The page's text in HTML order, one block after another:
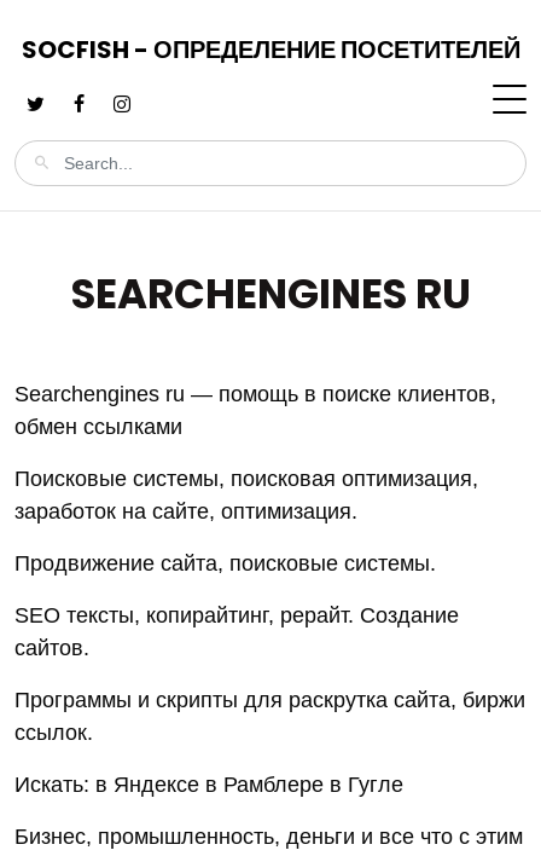
SOCFISH - ОПРЕДЕЛЕНИЕ ПОСЕТИТЕЛЕЙ
SEARCHENGINES RU
Searchengines ru — помощь в поиске клиентов,
обмен ссылками
Поисковые системы, поисковая оптимизация,
заработок на сайте, оптимизация.
Продвижение сайта, поисковые системы.
SEO тексты, копирайтинг, рерайт. Создание
сайтов.
Программы и скрипты для раскрутка сайта, биржи
ссылок.
Искать: в Яндексе в Рамблере в Гугле
Бизнес, промышленность, деньги и все что с этим